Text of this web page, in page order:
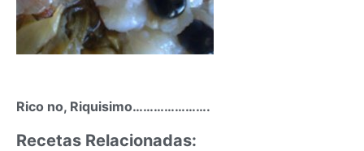
Rico no, Riquisimo………………….
Recetas Relacionadas: